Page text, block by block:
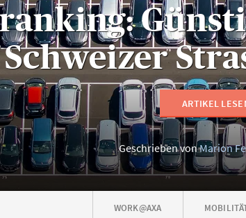
ARTIKEL
Geschrieben vonMarion
WORK@AXA